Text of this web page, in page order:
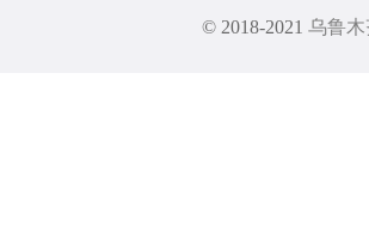
© 2018-2021 乌鲁